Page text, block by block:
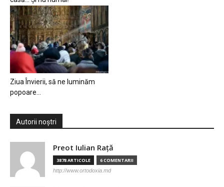
Ziua Învierii, să ne luminăm
popoare…
Autorii noștri
Preot Iulian Raţă
3878 ARTICOLE 6 COMENTARII
http://www.ortodoxia.md